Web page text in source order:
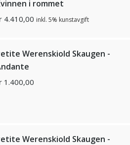
i rommet
4.410,00 inkl. 5% kunstavgift
Werenskiold Skaugen -
1.400,00
Werenskiold Skaugen -